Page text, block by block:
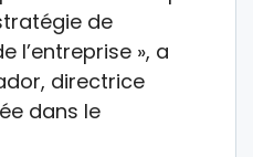
de
l’entreprise », a
directrice
dans le